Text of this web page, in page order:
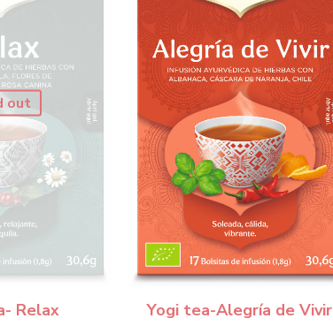
out
Relax Yogi tea-Alegría de Vivir